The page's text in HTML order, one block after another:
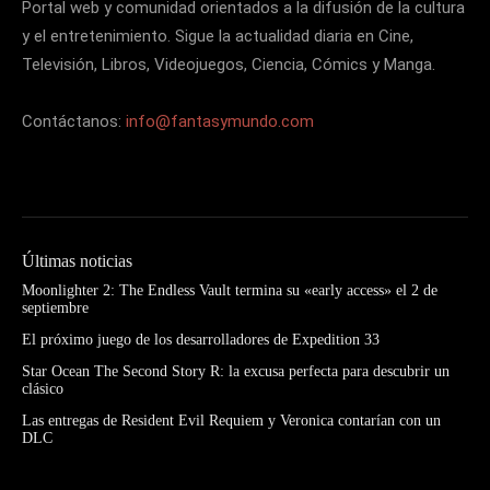
Portal web y comunidad orientados a la difusión de la cultura
y el entretenimiento. Sigue la actualidad diaria en Cine,
Televisión, Libros, Videojuegos, Ciencia, Cómics y Manga.
Contáctanos: info@fantasymundo.com
Últimas noticias
Moonlighter 2: The Endless Vault termina su «early access» el 2 de
septiembre
El próximo juego de los desarrolladores de Expedition 33
Star Ocean The Second Story R: la excusa perfecta para descubrir un
clásico
Las entregas de Resident Evil Requiem y Veronica contarían con un
DLC